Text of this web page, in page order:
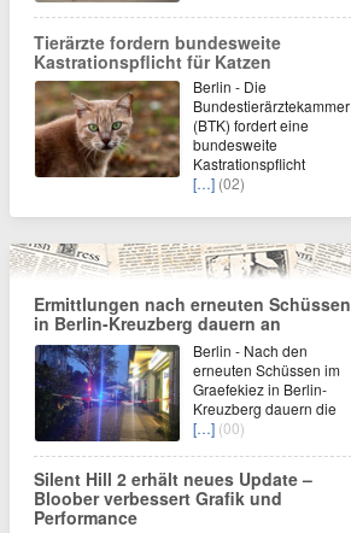
Tierärzte fordern bundesweite
Kastrationspflicht für Katzen
Berlin - Die
Bundestierärztekammer
(BTK) fordert eine
bundesweite
Kastrationspflicht
[…] (02)
Ermittlungen nach erneuten Schüssen
in Berlin-Kreuzberg dauern an
Berlin - Nach den
erneuten Schüssen im
Graefekiez in Berlin-
Kreuzberg dauern die
[…] (00)
Silent Hill 2 erhält neues Update –
Bloober verbessert Grafik und
Performance